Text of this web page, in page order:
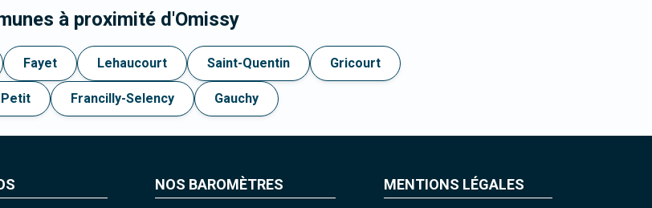
à proximité d'Omissy
Fayet Lehaucourt Saint-Quentin Gricourt
Petit Francilly-Selency Gauchy
NOS BAROMÈTRES MENTIONS LÉGALES